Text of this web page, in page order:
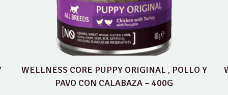
WELLNESS CORE PUPPY ORIGINAL , POLLO Y
PAVO CON CALABAZA – 400G